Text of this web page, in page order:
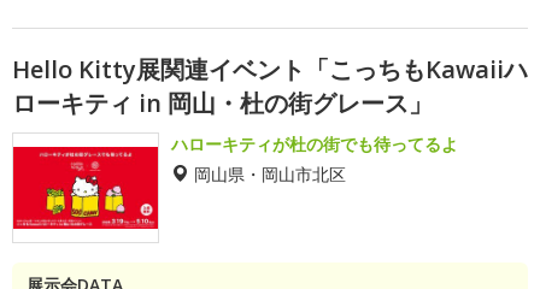
Hello Kitty展関連イベント「こっちもKawaiiハ
ローキティ in 岡山・杜の街グレース」
ハローキティが杜の街でも待ってるよ
岡山県・岡山市北区